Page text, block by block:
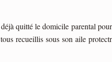
quitté le domicile parental
recueillis sous son aile